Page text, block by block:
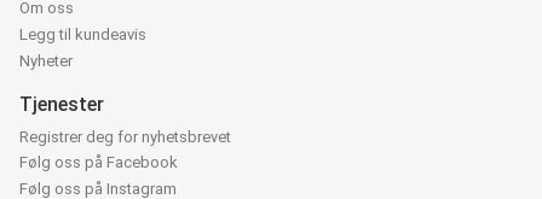
Om oss
Legg til kundeavis
Nyheter
Tjenester
Registrer deg for nyhetsbrevet
Følg oss på Facebook
Følg oss på Instagram